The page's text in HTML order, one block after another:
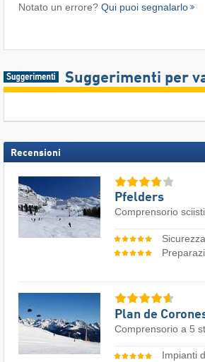
Notato un errore? Qui puoi segnalarlo
Suggerimenti per
Recensioni
Pfelders
Comprensorio
Plan de
Comprensorio a 5
Impianti